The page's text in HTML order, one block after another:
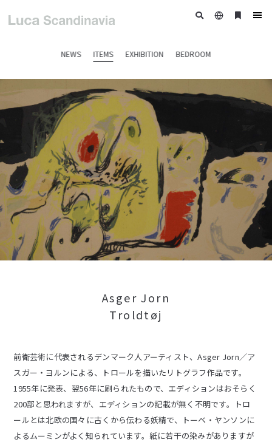
NEWS ITEMS EXHIBITION BEDROOM
日
ブ
ー
ク
Asger Jorn
Troldtøj
前衛芸術に代表されるデンマーク人アーティスト、Asger Jorn／ア
スガー・ヨルンによる、トロールを描いたリトグラフ作品です。
1955年に発表、翌56年に刷られたもので、エディションはおそらく
200部と思われますが、エディションの記載が無く不明です。トロ
ールとは北欧の国々に古くから伝わる妖精で、トーベ・ヤンソンに
よるムーミンがよく知られています。紙に若干の染みがありますが